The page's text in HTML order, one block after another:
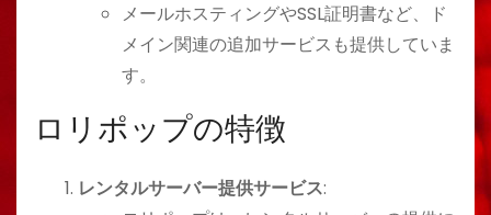
メールホスティングやSSL証明書など、ド
メイン関連の追加サービスも提供していま
す。
ロリポップの特徴
レンタルサーバー提供サービス: